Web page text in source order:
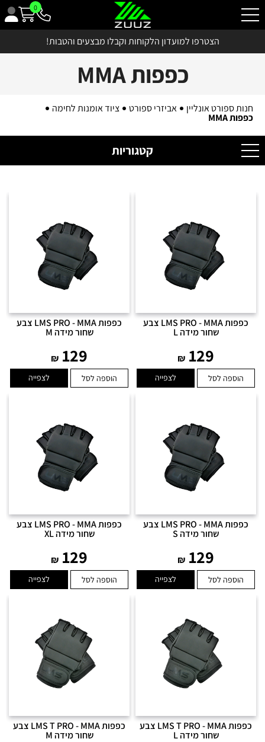
0
הצטרפו למועדון הלקוחות וקבלו מבצעים והטבות!
כפפות MMA
חנות ספורט אונליין אביזרי ספורט ציוד אומנות לחימה
כפפות MMA
קטגוריות
כפפות LMS PRO - MMA צבע
שחור מידה L
129
₪
הוספה לסל לצפייה
כפפות LMS PRO - MMA צבע
שחור מידה M
129
₪
הוספה לסל לצפייה
כפפות LMS PRO - MMA צבע
שחור מידה S
129
₪
הוספה לסל לצפייה
כפפות LMS PRO - MMA צבע
שחור מידה XL
129
₪
הוספה לסל לצפייה
כפפות LMS T PRO - MMA צבע
שחור מידה L
כפפות LMS T PRO - MMA צבע
שחור מידה M